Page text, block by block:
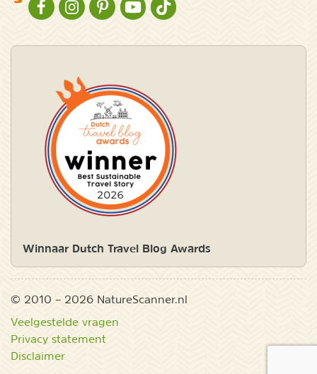
NATURESCANNER OP FACEBOOK
NATURESCANNER OP INSTAGRAM
NATURESCANNER OP PINTEREST
NATURESCANNER OP YOUTUBE
NATURESCANNER OP TIKTOK
Winnaar Dutch Travel Blog Awards
© 2010 – 2026 NatureScanner.nl
Veelgestelde vragen
Privacy statement
Disclaimer